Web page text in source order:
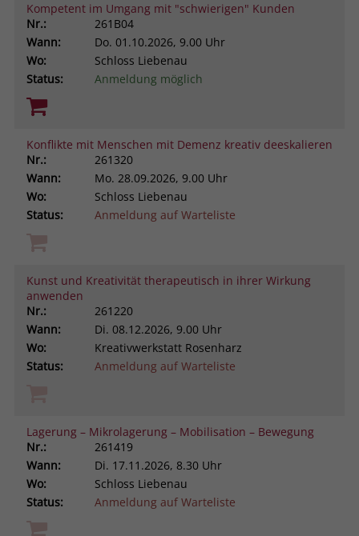
Kompetent im Umgang mit "schwierigen" Kunden
Nr.:
261B04
Wann:
Do. 01.10.2026, 9.00 Uhr
Wo:
Schloss Liebenau
Status:
Anmeldung möglich
Konflikte mit Menschen mit Demenz kreativ deeskalieren
Nr.:
261320
Wann:
Mo. 28.09.2026, 9.00 Uhr
Wo:
Schloss Liebenau
Status:
Anmeldung auf Warteliste
Kunst und Kreativität therapeutisch in ihrer Wirkung
anwenden
Nr.:
261220
Wann:
Di. 08.12.2026, 9.00 Uhr
Wo:
Kreativwerkstatt Rosenharz
Status:
Anmeldung auf Warteliste
Lagerung – Mikrolagerung – Mobilisation – Bewegung
Nr.:
261419
Wann:
Di. 17.11.2026, 8.30 Uhr
Wo:
Schloss Liebenau
Status:
Anmeldung auf Warteliste